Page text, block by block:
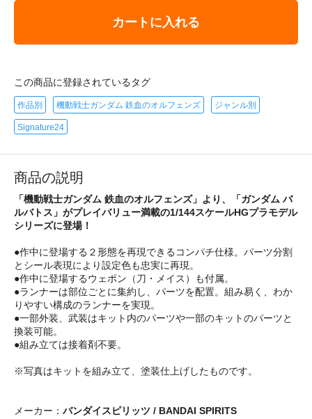
カートに入れる
この商品に登録されているタグ
作品別 機動戦士ガンダム 鉄血のオルフェンズ ジャンル別
Signature24
商品の説明
「機動戦士ガンダム 鉄血のオルフェンズ」より、「ガンダム バ
ルバトス」がプレイバリュー満載の1/144スケールHGプラモデル
シリーズに登場！
●作中に登場する２形態を再現できるコンパチ仕様。パーツ分割
とシール表現により設定色も忠実に再現。
●作中に登場するウェポン（刀・メイス）も付属。
●ランナーは部位ごとに集約し、パーツを配置。組み易く、わか
りやすい構成のランナーを実現。
●一部外装、武装はキット内のパーツや一部のキットのパーツと
換装可能。
●組み立ては接着剤不要。
※写真はキットを組み立て、塗装仕上げしたものです。
メーカー： バンダイスピリッツ / BANDAI SPIRITS